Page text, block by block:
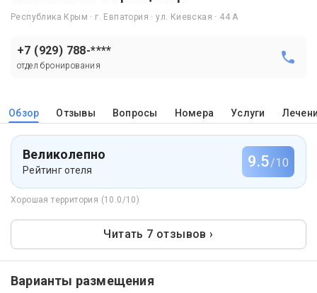
Республика Крым · г. Евпатория · ул. Киевская · 44 А
+7 (929) 788-****
отдел бронирования
Обзор Отзывы Вопросы Номера Услуги
Великолепно
Рейтинг отеля 9.5/10
Хорошая территория (10.0/10)
Читать 7 отзывов ›
Варианты размещения